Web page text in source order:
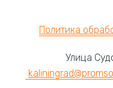
Политика
Улица